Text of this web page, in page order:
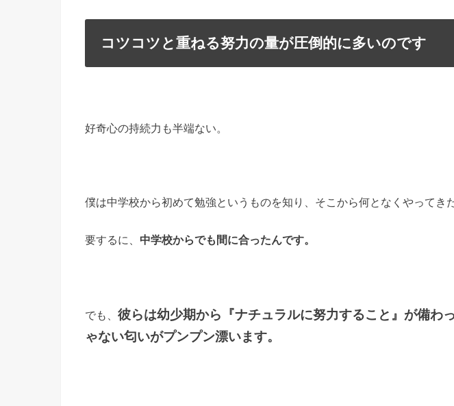
コツコツと重ねる努力の量が圧倒的に多いのです
好奇心の持続力も半端ない。
僕は中学校から初めて勉強というものを知り、そこから何となくやってき
要するに、 中学校からでも間に合ったんです。
でも、 彼らは幼少期から『ナチュラルに努力すること』が備わ
ゃない匂いがプンプン漂います。